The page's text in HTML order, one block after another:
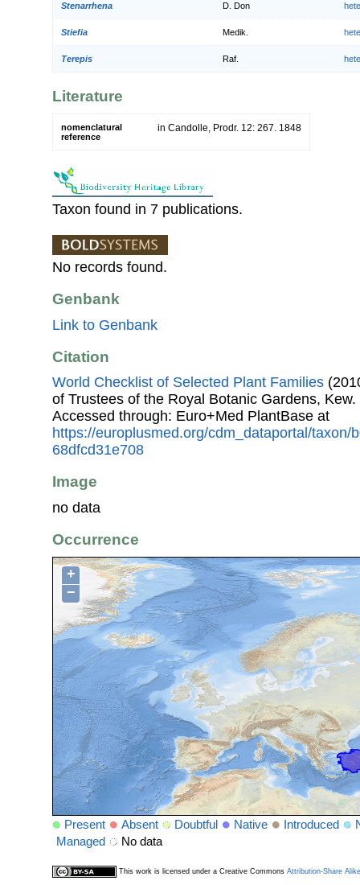
Stenarrhena D. Don
Stiefia Medik.
Terepis Raf.
Literature
nomenclatural
reference
in Candolle, Prodr. 12: 267. 1848
Taxon found in 7 publications.
No records found.
Genbank
Link to Genbank
Citation
World Checklist of Selected Plant Families
of Trustees of the Royal Botanic Gardens, Kew.
Accessed through: Euro+Med PlantBase at
https://europlusmed.org/cdm_dataportal/taxon/
68dfcd31e708
Image
no data
Occurrence
+
−
Present Absent Doubtful Native Introduced
Managed
No data
This work is licensed under a Creative Commons Attribution-Share